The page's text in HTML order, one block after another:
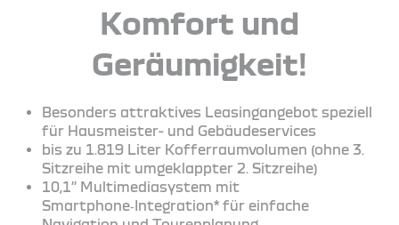
Komfort und
Geräumigkeit!
Besonders attraktives Leasingangebot speziell
für Hausmeister- und Gebäudeservices
bis zu 1.819 Liter Kofferraumvolumen (ohne 3.
Sitzreihe mit umgeklappter 2. Sitzreihe)
10,1’’ Multimediasystem mit
Smartphone‑Integration* für einfache